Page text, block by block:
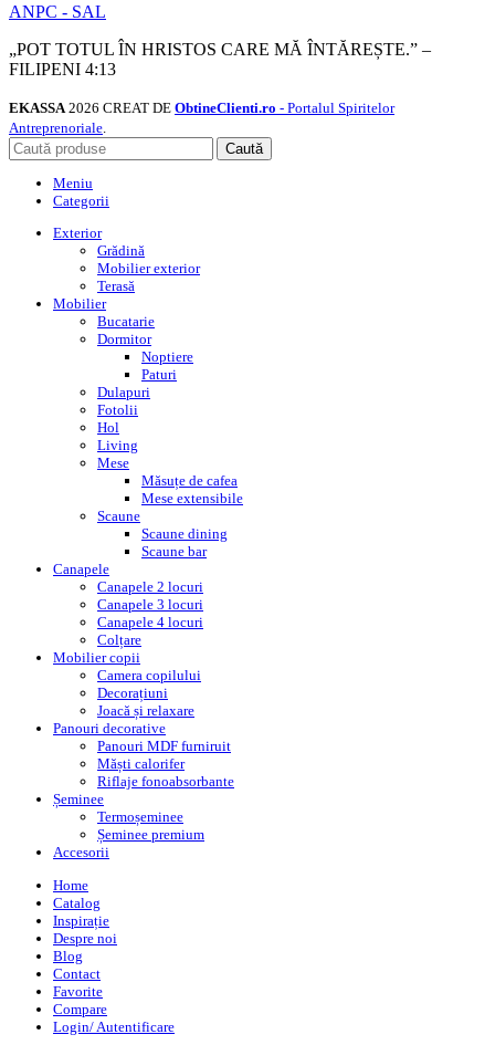
ANPC - SAL
„POT TOTUL ÎN HRISTOS CARE MĂ ÎNTĂREȘTE.” –
FILIPENI 4:13
EKASSA 2026 CREAT DE ObtineClienti.ro - Portalul Spiritelor
Antreprenoriale
Caută
Meniu
Categorii
Exterior
Grădină
Mobilier exterior
Terasă
Mobilier
Bucatarie
Dormitor
Noptiere
Paturi
Dulapuri
Fotolii
Hol
Living
Mese
Măsuțe de cafea
Mese extensibile
Scaune
Scaune dining
Scaune bar
Canapele
Canapele 2 locuri
Canapele 3 locuri
Canapele 4 locuri
Colțare
Mobilier copii
Camera copilului
Decorațiuni
Joacă și relaxare
Panouri decorative
Panouri MDF furniruit
Măști calorifer
Riflaje fonoabsorbante
Șeminee
Termoșeminee
Șeminee premium
Accesorii
Home
Catalog
Inspirație
Despre noi
Blog
Contact
Favorite
Compare
Login/ Autentificare